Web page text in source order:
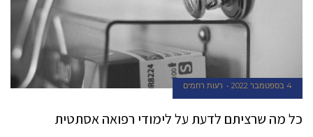
4 בספטמבר 2022 רעות רחמים
כל מה שרציתם לדעת על לימודי רפואה אסתטית